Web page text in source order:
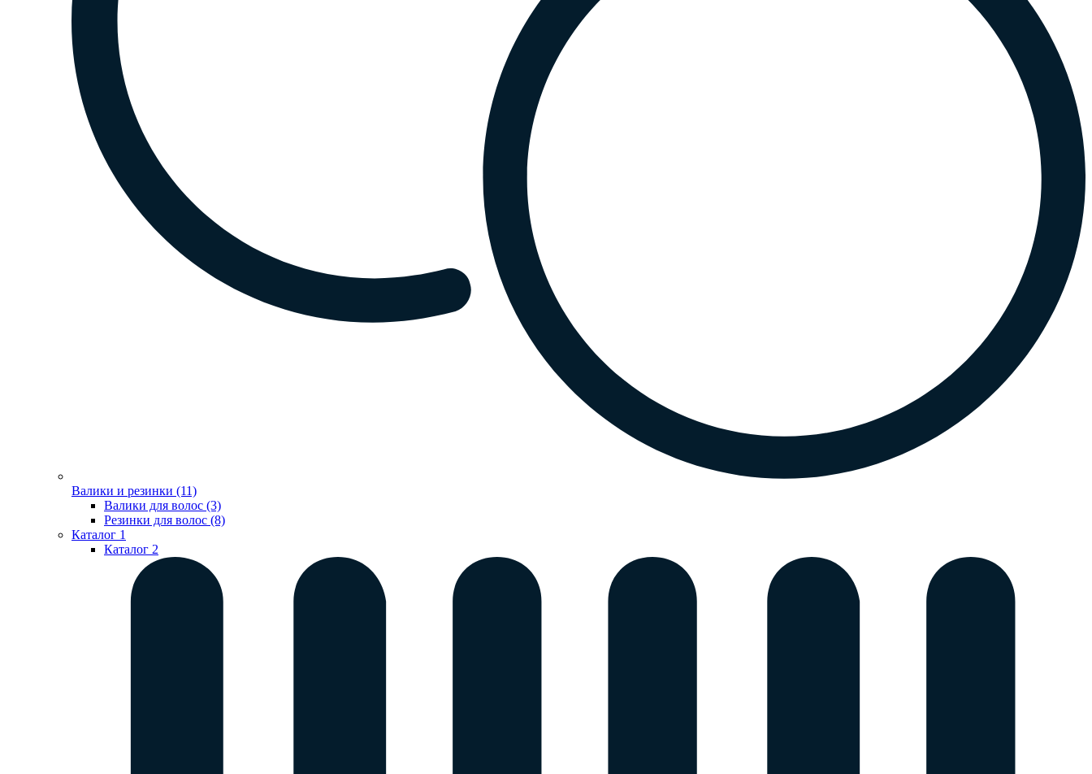
Валики и резинки (11)
Валики для волос (3)
Резинки для волос (8)
Каталог 1
Каталог 2